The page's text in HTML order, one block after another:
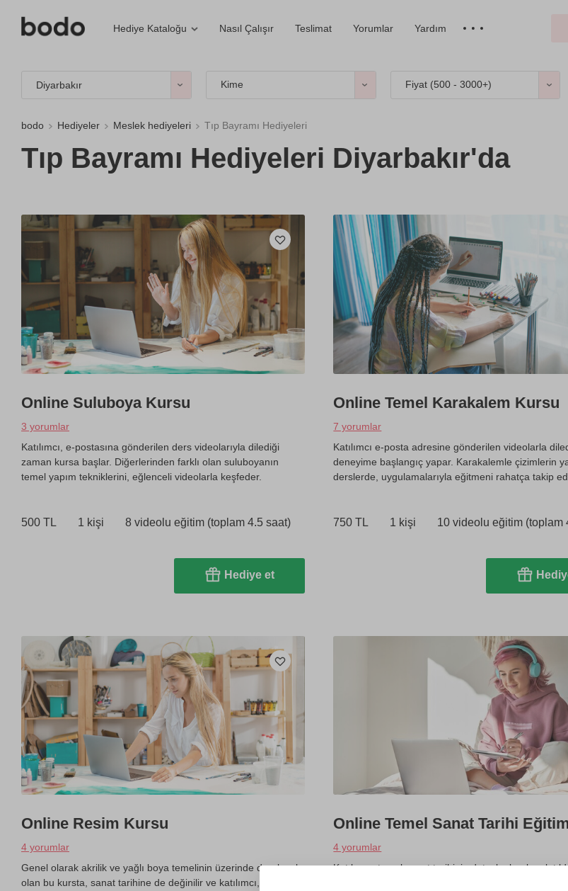
Hediye Kataloğu Nasıl Çalışır Teslimat Yorumlar Yardım
Diyarbakır Kime Fiyat (500 - 3000+)
bodo Hediyeler Meslek hediyeleri Tıp Bayramı Hediyeleri
Tıp Bayramı Hediyeleri Diyarbakır'da
Online Suluboya Kursu
3 yorumlar
Katılımcı, e-postasına gönderilen ders videolarıyla dilediği
zaman kursa başlar. Diğerlerinden farklı olan suluboyanın
temel yapım tekniklerini, eğlenceli videolarla keşfeder.
500 TL 1 kişi 8 videolu eğitim (toplam 4.5 saat)
Hediye et
Online Temel Karakalem Kursu
7 yorumlar
Katılımcı e-posta adresine gönderilen videolarla
deneyime başlangıç yapar. Karakalemle çizimlerin
derslerde, uygulamalarıyla eğitmeni rahatça takip
750 TL 1 kişi 10 videolu eğitim (toplam
Online Resim Kursu
4 yorumlar
Genel olarak akrilik ve yağlı boya temelinin üzerinde durulacak
olan bu kursta, sanat tarihine de değinilir ve katılımcı,
Online Temel Sanat Tarihi
4 yorumlar
Katılımcı, temel sanat tarihinin detaylı olarak